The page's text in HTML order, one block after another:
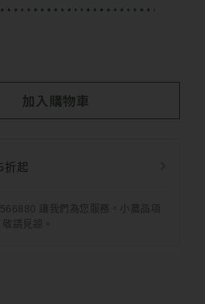
加入購物車
折起
讓我們為您服務。小農品項
請見諒。